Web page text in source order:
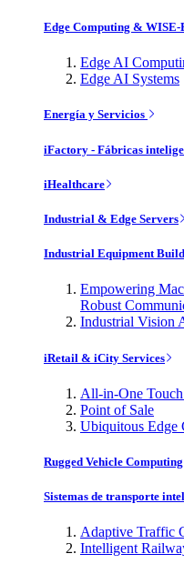
Edge Computing & WISE-
Edge AI
Edge AI Systems
Energía y Servicios
iFactory - Fábricas
iHealthcare
Industrial & Edge Servers
Industrial Equipment
Empowering
Robust
Industrial Vision
iRetail & iCity Services
All-in-One
Point of Sale
Ubiquitous Edge
Rugged Vehicle Computing
Sistemas de transporte
Adaptive Traffic
Intelligent